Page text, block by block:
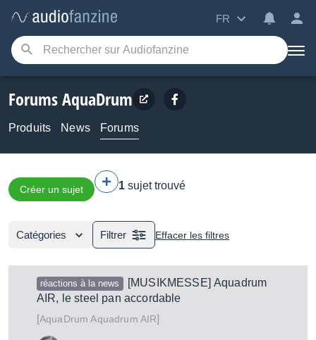
FR
Forums AquaDrum
Produits News Forums
Créer un sujet 1 sujet trouvé
Catégories Filtrer Effacer les filtres
réactions à la news
[MUSIKMESSE] Aquadrum
AIR, le steel pan accordable
[AquaDrum Aquadrum AIR]